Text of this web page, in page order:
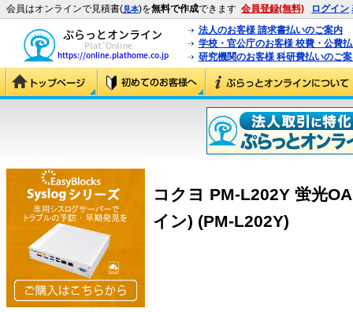
会員はオンラインで見積書(見本)を無料で作成できます 会員登録(無料) ログイン
法人のお客様 請求書払いのご案内
学校・官公庁のお客様 校費・公費
研究機関のお客様 科研費払いのご
コクヨ PM-L202Y 蛍光
イン) (PM-L202Y)